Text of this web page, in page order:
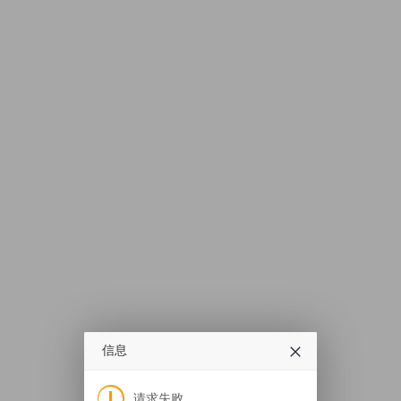
信息